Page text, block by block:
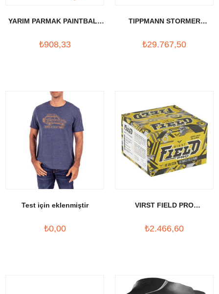
YARIM PARMAK PAINTBALL
₺908,33
TIPPMANN STORMER
PAINTBALL TUFEK
₺29.767,50
Test için eklenmiştir
₺0,00
VIRST FIELD PRO
₺2.466,60